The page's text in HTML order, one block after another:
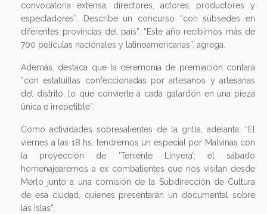
convocatoria extensa: directores, actores, productores y
espectadores”. Describe un concurso “con subsedes en
diferentes provincias del país”. “Este año recibimos más de
700 películas nacionales y latinoamericanas”, agrega.
Además, destaca que la ceremonia de premiación contará
“con estatuillas confeccionadas por artesanos y artesanas
del distrito, lo que convierte a cada galardón en una pieza
única e irrepetible”.
Como actividades sobresalientes de la grilla, adelanta: “El
viernes a las 18 hs. tendremos un especial por Malvinas con
la proyección de ‘Teniente Linyera’; el sábado
homenajearemos a ex combatientes que nos visitan desde
Merlo junto a una comisión de la Subdirección de Cultura
de esa ciudad, quienes presentarán un documental sobre
las Islas”.